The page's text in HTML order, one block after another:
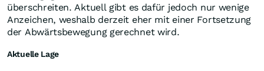
überschreiten. Aktuell gibt es dafür jedoch nur wenige
Anzeichen, weshalb derzeit eher mit einer Fortsetzung
der Abwärtsbewegung gerechnet wird.
Aktuelle Lage